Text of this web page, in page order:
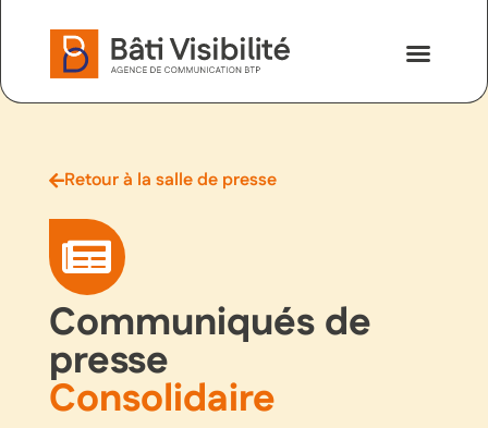
Retour à la salle de presse
Communiqués de
presse
Consolidaire